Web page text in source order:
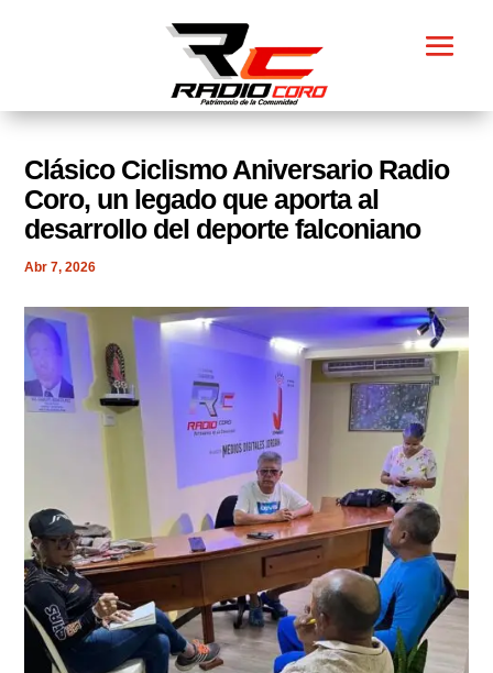
Clásico Ciclismo Aniversario Radio
Coro, un legado que aporta al
desarrollo del deporte falconiano
Abr 7, 2026